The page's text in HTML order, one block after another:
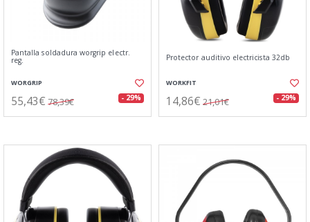
Pantalla soldadura worgrip electr.
reg.
WORGRIP
55,43€ 78,39€ - 29%
Protector auditivo electricista 32db
WORKFIT
14,86€ 21,01€ - 29%